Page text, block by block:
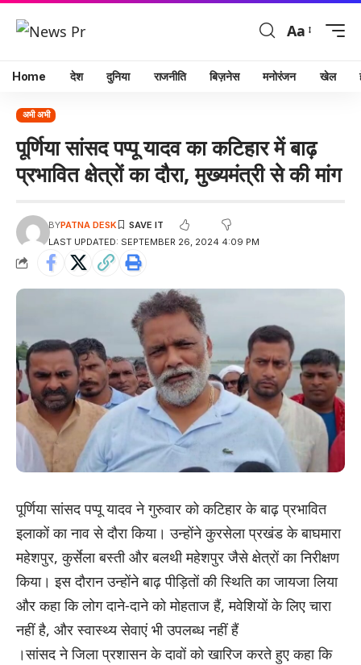
Aa
Home देश दुनिया राजनीति बिज़नेस मनोरंजन खेल
अभी अभी
पूर्णिया सांसद पप्पू यादव का कटिहार में बाढ़
प्रभावित क्षेत्रों का दौरा, मुख्यमंत्री से की मांग
LAST UPDATED: SEPTEMBER 26, 2024 4:09 PM
BYPATNA DESK
पूर्णिया सांसद पप्पू यादव ने गुरुवार को कटिहार के बाढ़ प्रभावित
इलाकों का नाव से दौरा किया। उन्होंने कुरसेला प्रखंड के बाघमारा
महेशपुर, कुर्सेला बस्ती और बलथी महेशपुर जैसे क्षेत्रों का निरीक्षण
किया। इस दौरान उन्होंने बाढ़ पीड़ितों की स्थिति का जायजा लिया
और कहा कि लोग दाने-दाने को मोहताज हैं, मवेशियों के लिए चारा
नहीं है, और स्वास्थ्य सेवाएं भी उपलब्ध नहीं हैं
।सांसद ने जिला प्रशासन के दावों को खारिज करते हुए कहा कि